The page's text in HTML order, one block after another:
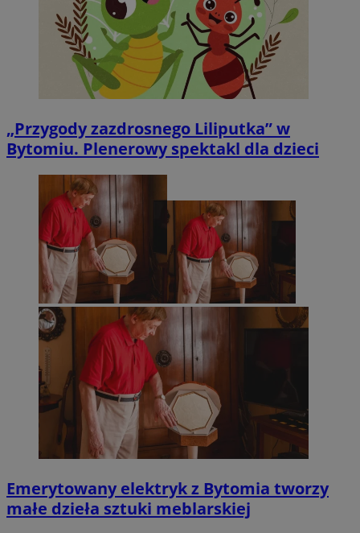
„Przygody zazdrosnego Liliputka” w
Bytomiu. Plenerowy spektakl dla dzieci
Emerytowany elektryk z Bytomia tworzy
małe dzieła sztuki meblarskiej